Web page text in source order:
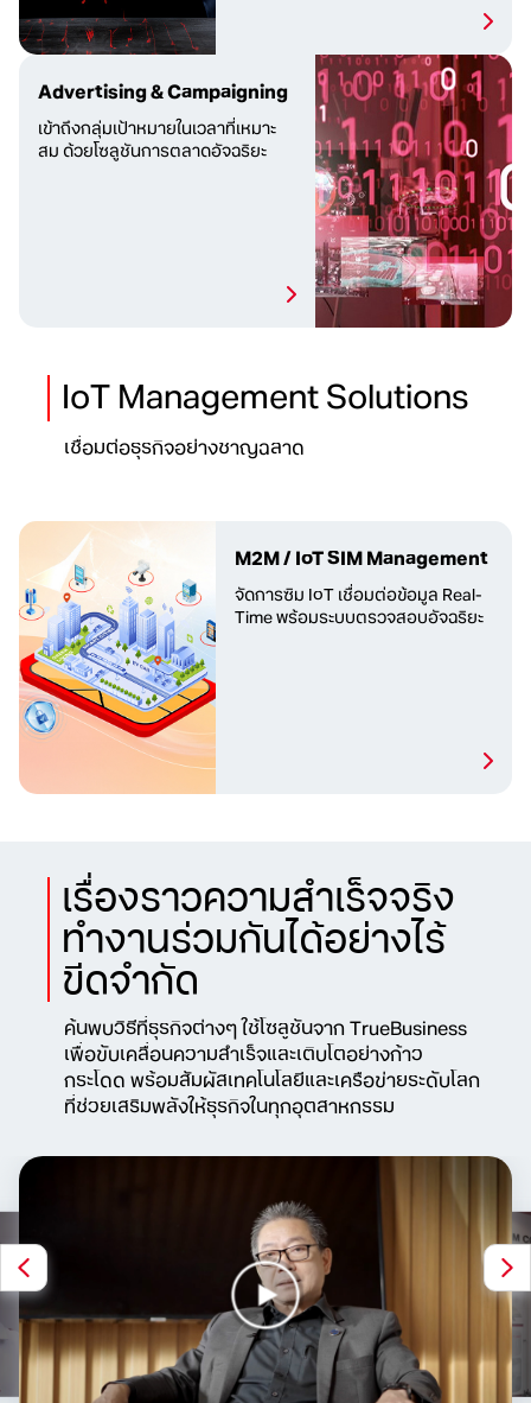
Advertising & Campaigning
เข้าถึงกลุ่มเป้าหมายในเวลาที่เหมาะ
สม ด้วยโซลูชันการตลาดอัจฉริยะ
IoT Management Solutions
เชื่อมต่อธุรกิจอย่างชาญฉลาด
M2M / IoT SIM Management
จัดการซิม IoT เชื่อมต่อข้อมูล Real-
Time พร้อมระบบตรวจสอบอัจฉริยะ
เรื่องราวความสำเร็จจริง
ทำงานร่วมกันได้อย่างไร้
ขีดจำกัด
ค้นพบวิธีที่ธุรกิจต่างๆ ใช้โซลูชันจาก TrueBusiness
เพื่อขับเคลื่อนความสำเร็จและเติบโตอย่างก้าว
กระโดด พร้อมสัมผัสเทคโนโลยีและเครือข่ายระดับโลก
ที่ช่วยเสริมพลังให้ธุรกิจในทุกอุตสาหกรรม